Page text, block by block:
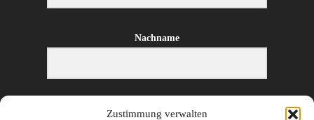
Zustimmung verwalten
Nachname
E-Mail-Adresse